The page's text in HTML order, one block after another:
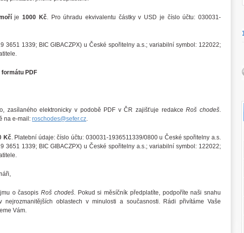
je1000 Kč. Pro úhradu ekvivalentu částky v USD je číslo účtu: 030031-
3651 1339; BIC GIBACZPX) u České spořitelny a.s.; variabilní symbol: 122022;
PDF
zasílaného elektronicky v podobě PDF v ČR zajišťuje redakceRoš chodeš.
na e-mail: roschodes@sefer.cz.
Kč. Platební údaje: číslo účtu: 030031-1936511339/0800 u České spořitelny a.s.
3651 1339; BIC GIBACZPX) u České spořitelny a.s.; variabilní symbol: 122022;
o časopisRoš chodeš. Pokud si měsíčník předplatíte, podpoříte naši snahu
nejrozmanitějších oblastech v minulosti a současnosti. Rádi přivítáme Vaše
Vám.